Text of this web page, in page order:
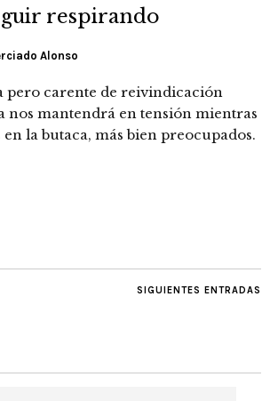
respirando
Alonso
pero carente de reivindicación
nos mantendrá en tensión mientras
en la butaca, más bien preocupados.
SIGUIENTES ENTRADAS